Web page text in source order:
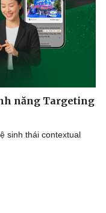
năng Targeting
sinh thái contextual